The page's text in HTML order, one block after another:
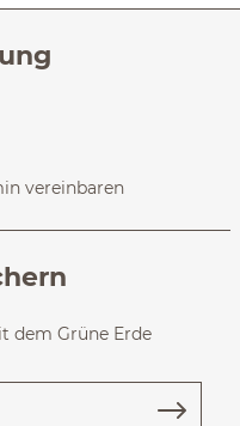
vereinbaren
dem Grüne Erde